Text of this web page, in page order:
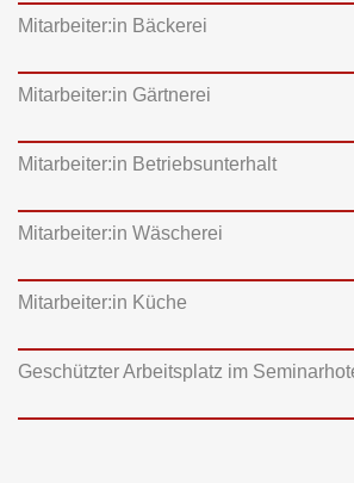
Mitarbeiter:in Bäckerei
Mitarbeiter:in Gärtnerei
Mitarbeiter:in Betriebsunterhalt
Mitarbeiter:in Wäscherei
Mitarbeiter:in Küche
Geschützter Arbeitsplatz im